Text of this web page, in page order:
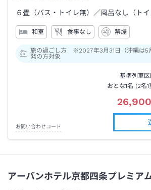
６畳（バス・トイレ無） ／風呂なし（ト
和室 食事なし 禁煙
旅の過ごし方 ※2027年3月31日（沖縄は5
発の方対象
基準列車区
おとな1名 (2名1
26,900
お問い合わせコード
アーバンホテル京都四条プレミア